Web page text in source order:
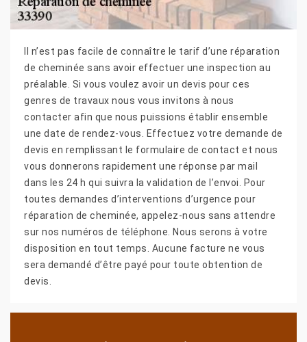
Il n’est pas facile de connaître le tarif d’une réparation
de cheminée sans avoir effectuer une inspection au
préalable. Si vous voulez avoir un devis pour ces
genres de travaux nous vous invitons à nous
contacter afin que nous puissions établir ensemble
une date de rendez-vous. Effectuez votre demande de
devis en remplissant le formulaire de contact et nous
vous donnerons rapidement une réponse par mail
dans les 24 h qui suivra la validation de l’envoi. Pour
toutes demandes d’interventions d’urgence pour
réparation de cheminée, appelez-nous sans attendre
sur nos numéros de téléphone. Nous serons à votre
disposition en tout temps. Aucune facture ne vous
sera demandé d’être payé pour toute obtention de
devis.